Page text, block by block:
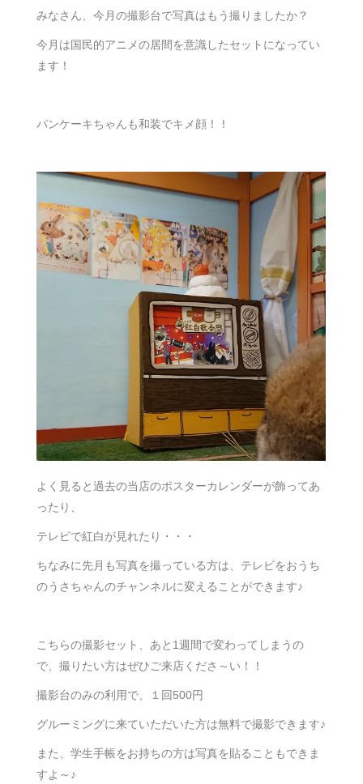
みなさん、今月の撮影台で写真はもう撮りましたか？
今月は国民的アニメの居間を意識したセットになってい
ます！
パンケーキちゃんも和装でキメ顔！！
よく見ると過去の当店のポスターカレンダーが飾ってあ
ったり、
テレビで紅白が見れたり・・・
ちなみに先月も写真を撮っている方は、テレビをおうち
のうさちゃんのチャンネルに変えることができます♪
こちらの撮影セット、あと1週間で変わってしまうの
で、撮りたい方はぜひご来店くださ～い！！
撮影台のみの利用で、１回500円
グルーミングに来ていただいた方は無料で撮影できます♪
また、学生手帳をお持ちの方は写真を貼ることもできま
すよ～♪